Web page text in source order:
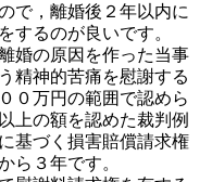
で，離婚後２年以内に
するのが良いです。
婚の原因を作った当事
精神的苦痛を慰謝する
０万円の範囲で認めら
上の額を認めた裁判例
基づく損害賠償請求権
ら３年です。